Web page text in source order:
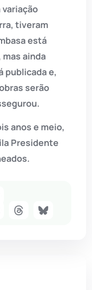
tiveram
está
ainda
publicada e,
serão
anos e meio,
Presidente